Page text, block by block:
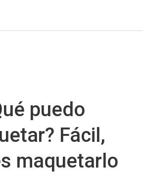
puedo
Fácil,
maquetarlo